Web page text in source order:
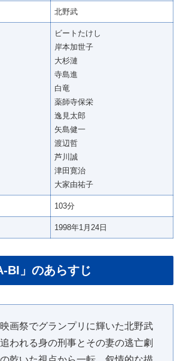
北野武
ビートたけし
岸本加世子
大杉漣
寺島進
白竜
薬師寺保栄
逸見太郎
矢島健一
渡辺哲
芦川誠
津田寛治
大家由祐子
103分
1998年1月24日
BI」のあらすじ
画祭でグランプリに輝いた北野武
われる身の刑事とその妻の逃亡劇